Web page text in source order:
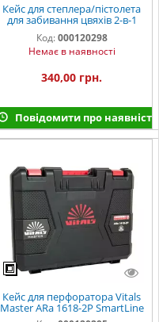
Кейс для степлера/пістолета
для забивання цвяхів 2-в-1
Vitals Master ANp 1850P
SmartLine
Код: 000120298
Немає в наявності
340,00 грн.
Повідомити про наявність
Кейс для перфоратора Vitals
Master ARa 1618-2P SmartLine